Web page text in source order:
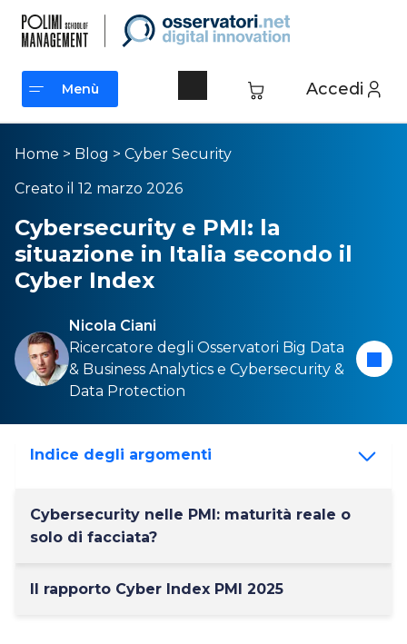
Accedi
Menù
Menù
Home > Blog > Cyber Security
Creato il 12 marzo 2026
Cybersecurity e PMI: la
situazione in Italia secondo il
Cyber Index
Nicola Ciani
Ricercatore degli Osservatori Big Data
& Business Analytics e Cybersecurity &
Data Protection
Indice degli argomenti
Cybersecurity nelle PMI: maturità reale o
solo di facciata?
Il rapporto Cyber Index PMI 2025